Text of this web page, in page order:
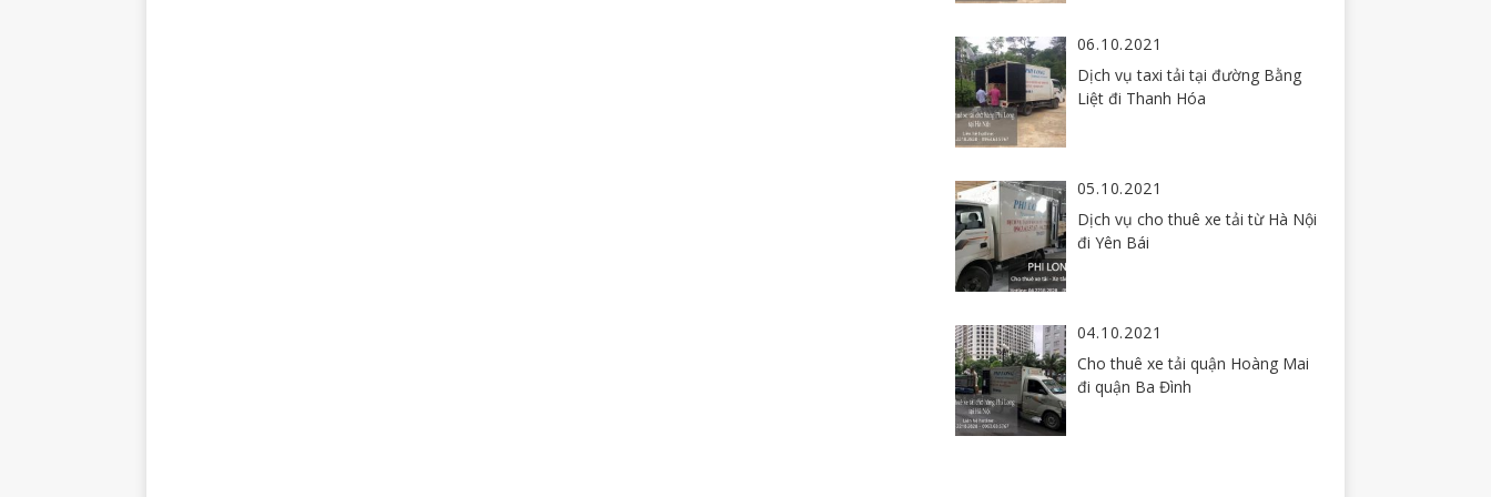
06.10.2021
Dịch vụ taxi tải tại đường Bằng
Liệt đi Thanh Hóa
05.10.2021
Dịch vụ cho thuê xe tải từ Hà Nội
đi Yên Bái
04.10.2021
Cho thuê xe tải quận Hoàng Mai
đi quận Ba Đình